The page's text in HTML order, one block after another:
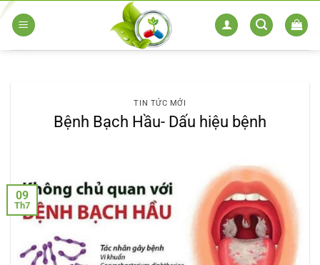
Skip
TIN TỨC MỚI
Bệnh Bạch Hầu- Dấu hiệu bệnh
09
Th7